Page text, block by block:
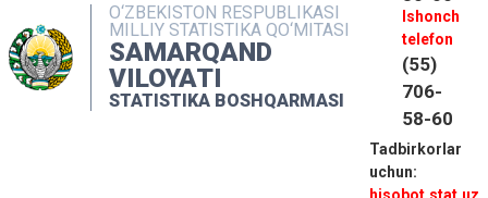
O‘ZBEKISTON RESPUBLIKASI
MILLIY STATISTIKA QO‘MITASI
SAMARQAND
VILOYATI
STATISTIKA BOSHQARMASI
Ishonch
telefon
(55)
706-
58-60
Tadbirkorlar
uchun:
MATBUOT XIZMATI
MUROJAATLAR
KONTAKTLAR